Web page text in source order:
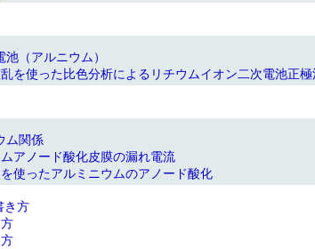
池（アルニウム）
を使った比色分析によるリチウムイオン二次電池正
ム関係
アノード酸化皮膜の漏れ電流
使ったアルミニウムのアノード酸化
き方